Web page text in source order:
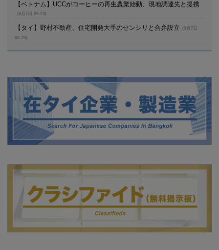
【ベトナム】UCCがコーヒーの再生農業始動、現地調達先と提携
(8月7日 09:20)
【タイ】野村不動産、住宅開発大手のセンシリと合弁設立
(8月7日
09:20)